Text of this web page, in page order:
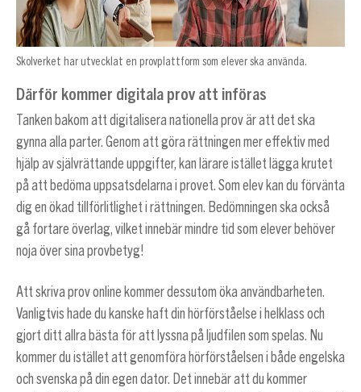
Skolverket har utvecklat en provplattform som elever ska använda.
Därför kommer digitala prov att införas
Tanken bakom att digitalisera nationella prov är att det ska
gynna alla parter. Genom att göra rättningen mer effektiv med
hjälp av självrättande uppgifter, kan lärare istället lägga krutet
på att bedöma uppsatsdelarna i provet. Som elev kan du förvänta
dig en ökad tillförlitlighet i rättningen. Bedömningen ska också
gå fortare överlag, vilket innebär mindre tid som elever behöver
noja över sina provbetyg!
Att skriva prov online kommer dessutom öka användbarheten.
Vanligtvis hade du kanske haft din hörförståelse i helklass och
gjort ditt allra bästa för att lyssna på ljudfilen som spelas. Nu
kommer du istället att genomföra hörförståelsen i både engelska
och svenska på din egen dator. Det innebär att du kommer